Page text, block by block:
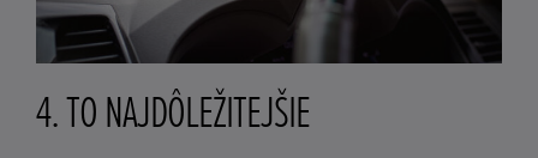
4. TO NAJDÔLEŽITEJŠIE